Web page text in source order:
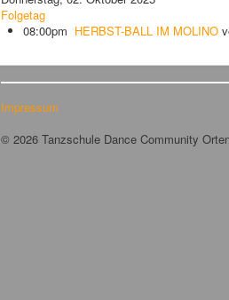
Folgetag
08:00pm HERBST-BALL IM MOLINO
Impressum
© 2026 Tanzschule Dance Community